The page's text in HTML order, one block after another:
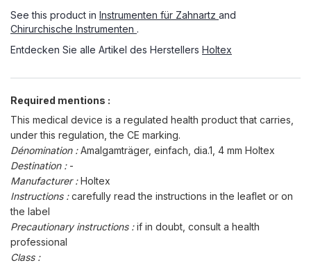
See this product in Instrumenten für Zahnartz and
Chirurchische Instrumenten .
Entdecken Sie alle Artikel des Herstellers Holtex
Required mentions :
This medical device is a regulated health product that carries,
under this regulation, the CE marking.
Dénomination :Amalgamträger, einfach, dia.1, 4 mm Holtex
Destination : -
Manufacturer :Holtex
Instructions :carefully read the instructions in the leaflet or on
the label
Precautionary instructions :if in doubt, consult a health
professional
Class :